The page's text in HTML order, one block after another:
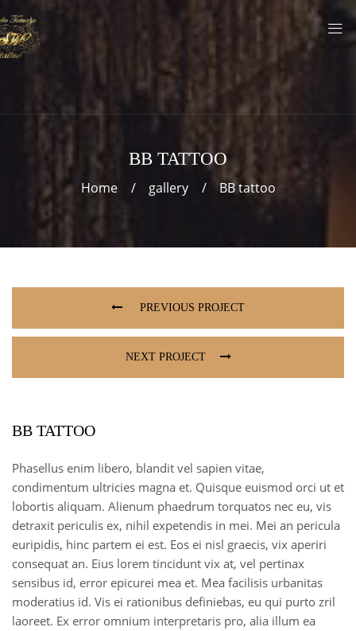
BB TATTOO
Home gallery BB tattoo
PREVIOUS PROJECT
NEXT PROJECT
BB TATTOO
Phasellus enim libero, blandit vel sapien vitae,
condimentum ultricies magna et. Quisque euismod orci ut et
lobortis aliquam. Alienum phaedrum torquatos nec eu, vis
detraxit periculis ex, nihil expetendis in mei. Mei an pericula
euripidis, hinc partem ei est. Eos ei nisl graecis, vix aperiri
consequat an. Eius lorem tincidunt vix at, vel pertinax
sensibus id, error epicurei mea et. Mea facilisis urbanitas
moderatius id. Vis ei rationibus definiebas, eu qui purto zril
laoreet. Ex error omnium interpretaris pro, alia illum ea